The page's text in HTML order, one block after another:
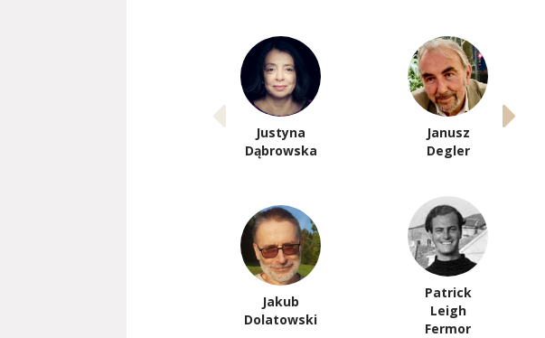
Justyna
Dąbrowska
Janusz
Degler
Jakub
Dolatowski
Patrick
Leigh
Fermor